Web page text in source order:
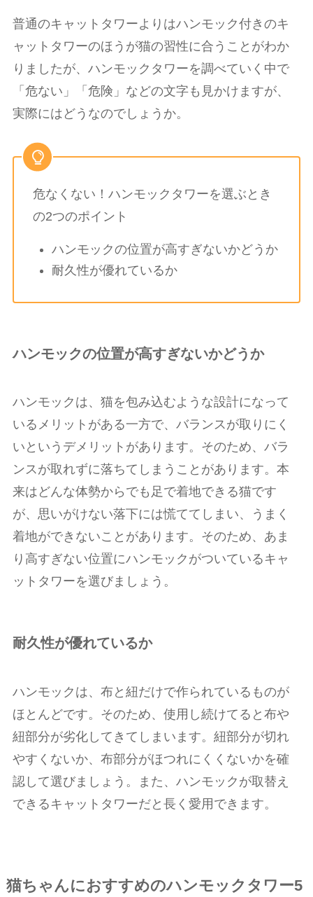
普通のキャットタワーよりはハンモック付きのキ
ャットタワーのほうが猫の習性に合うことがわか
りましたが、ハンモックタワーを調べていく中で
「危ない」「危険」などの文字も見かけますが、
実際にはどうなのでしょうか。
危なくない！ハンモックタワーを選ぶとき
の2つのポイント
ハンモックの位置が高すぎないかどうか
耐久性が優れているか
ハンモックの位置が高すぎないかどうか
ハンモックは、猫を包み込むような設計になって
いるメリットがある一方で、バランスが取りにく
いというデメリットがあります。そのため、バラ
ンスが取れずに落ちてしまうことがあります。本
来はどんな体勢からでも足で着地できる猫です
が、思いがけない落下には慌ててしまい、うまく
着地ができないことがあります。そのため、あま
り高すぎない位置にハンモックがついているキャ
ットタワーを選びましょう。
耐久性が優れているか
ハンモックは、布と紐だけで作られているものが
ほとんどです。そのため、使用し続けてると布や
紐部分が劣化してきてしまいます。紐部分が切れ
やすくないか、布部分がほつれにくくないかを確
認して選びましょう。また、ハンモックが取替え
できるキャットタワーだと長く愛用できます。
猫ちゃんにおすすめのハンモックタワー5